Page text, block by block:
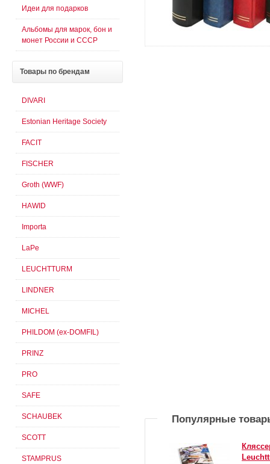
Популярные
Идеи для подарков
Альбомы для марок, бон и
монет России и СССР
Товары по брендам
DIVARI
Estonian Heritage Society
FACIT
FISCHER
Groth (WWF)
HAWID
Importa
LaPe
LEUCHTTURM
LINDNER
MICHEL
PHILDOM (ex-DOMFIL)
PRINZ
PRO
SAFE
SCHAUBEK
SCOTT
STAMPRUS